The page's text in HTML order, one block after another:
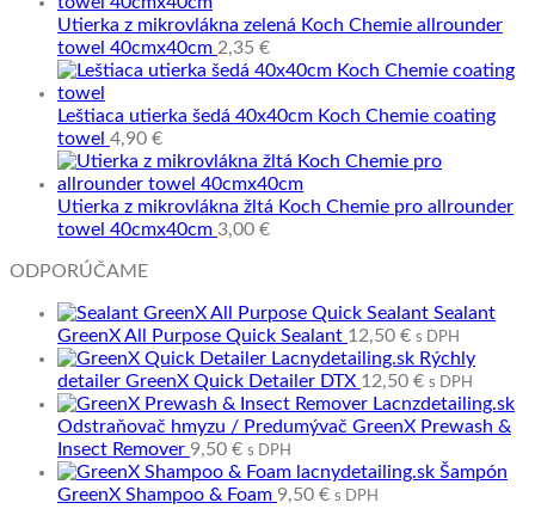
Utierka z mikrovlákna zelená Koch Chemie allrounder
towel 40cmx40cm 2,35 €
Leštiaca utierka šedá 40x40cm Koch Chemie coating
towel 4,90 €
Utierka z mikrovlákna žltá Koch Chemie pro allrounder
towel 40cmx40cm 3,00 €
ODPORÚČAME
Sealant
GreenX All Purpose Quick Sealant 12,50 € s DPH
Rýchly
detailer GreenX Quick Detailer DTX 12,50 € s DPH
Odstraňovač hmyzu / Predumývač GreenX Prewash &
Insect Remover 9,50 € s DPH
Šampón
GreenX Shampoo & Foam 9,50 € s DPH